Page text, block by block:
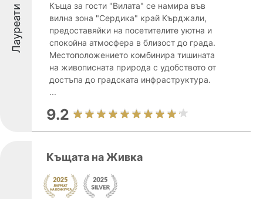
Лауреати
Къща за гости "Вилата" се намира във
вилна зона "Сердика" край Кърджали,
предоставяйки на посетителите уютна и
спокойна атмосфера в близост до града.
Местоположението комбинира тишината
на живописната природа с удобството от
достъпа до градската инфраструктура.
...
9.2
Къщата на Живка